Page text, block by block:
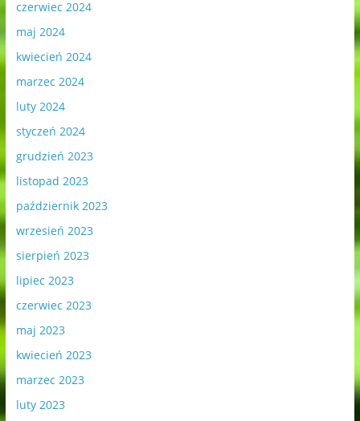
czerwiec 2024
maj 2024
kwiecień 2024
marzec 2024
luty 2024
styczeń 2024
grudzień 2023
listopad 2023
październik 2023
wrzesień 2023
sierpień 2023
lipiec 2023
czerwiec 2023
maj 2023
kwiecień 2023
marzec 2023
luty 2023